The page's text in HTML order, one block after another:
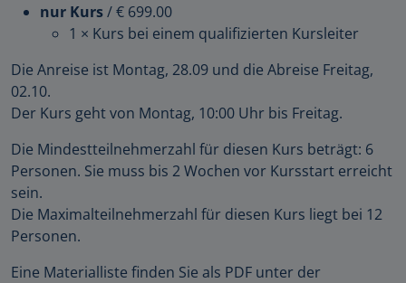
nur Kurs/€ 699.00
1 × Kurs bei einem qualifizierten Kursleiter
Die Anreise ist Montag, 28.09 und die Abreise Freitag,
02.10.
Der Kurs geht von Montag, 10:00 Uhr bis Freitag.
Die Mindestteilnehmerzahl für diesen Kurs beträgt: 6
Personen. Sie muss bis 2 Wochen vor Kursstart erreicht
sein.
Die Maximalteilnehmerzahl für diesen Kurs liegt bei 12
Personen.
Eine Materialliste finden Sie als PDF unter der